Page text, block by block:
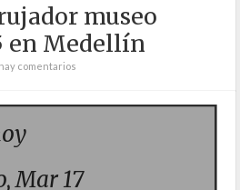
museo
en Medellín
comentarios
Mar 17